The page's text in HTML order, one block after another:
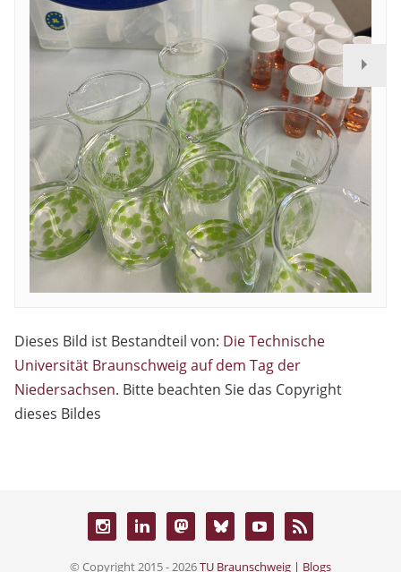
Dieses Bild ist Bestandteil von: Die Technische
Universität Braunschweig auf dem Tag der
Niedersachsen. Bitte beachten Sie das Copyright
dieses Bildes
© Copyright 2015 - 2026TU Braunschweig | Blogs